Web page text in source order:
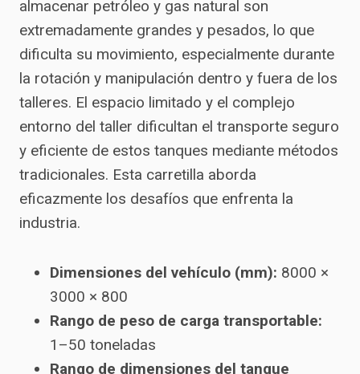
almacenar petróleo y gas natural son
extremadamente grandes y pesados, lo que
dificulta su movimiento, especialmente durante
la rotación y manipulación dentro y fuera de los
talleres. El espacio limitado y el complejo
entorno del taller dificultan el transporte seguro
y eficiente de estos tanques mediante métodos
tradicionales. Esta carretilla aborda
eficazmente los desafíos que enfrenta la
industria.
Dimensiones del vehículo (mm): 8000 ×
3000 × 800
Rango de peso de carga transportable:
1–50 toneladas
Rango de dimensiones del tanque